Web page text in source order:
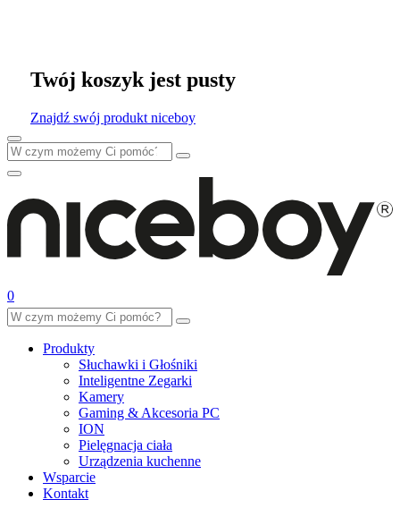
Twój koszyk jest pusty
Znajdź swój produkt niceboy
0
Produkty
Słuchawki i Głośniki
Inteligentne Zegarki
Kamery
Gaming & Akcesoria PC
ION
Pielęgnacja ciała
Urządzenia kuchenne
Wsparcie
Kontakt